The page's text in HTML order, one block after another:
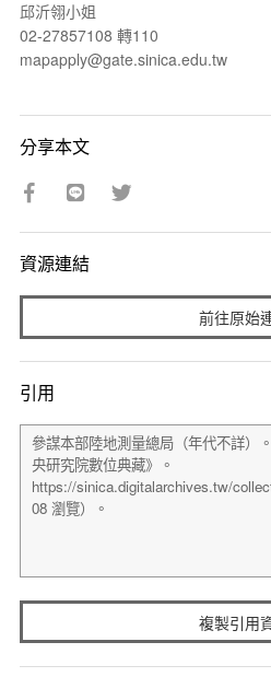
邱沂翎小姐
02-27857108 轉110
mapapply@gate.sinica.edu.tw
分享本文
資源連結
前往原始
引用
複製引用